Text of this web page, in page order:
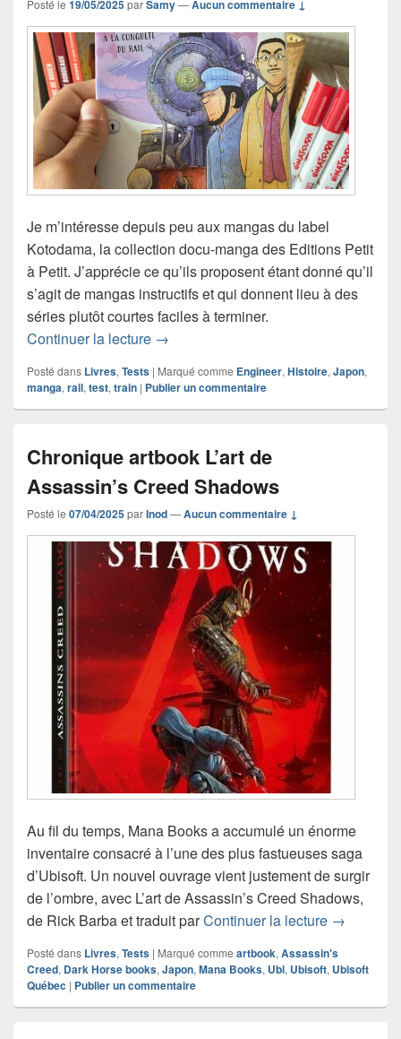
Posté le 19/05/2025parSamy—Aucun commentaire ↓
Je m’intéresse depuis peu aux mangas du label
Kotodama, la collection docu-manga des Editions Petit
à Petit. J’apprécie ce qu’ils proposent étant donné qu’il
s’agit de mangas instructifs et qui donnent lieu à des
séries plutôt courtes faciles à terminer.
Continuer la lecture Engineer – À la conquête du Rail :
→
Posté dans Livres, Tests | Marqué comme Engineer, Histoire, Japon,
manga, rail, test, train | Publier un commentaire
Chronique artbook L’art de
Assassin’s Creed Shadows
Posté le 07/04/2025parInod—Aucun commentaire ↓
Au fil du temps, Mana Books a accumulé un énorme
inventaire consacré à l’une des plus fastueuses saga
d’Ubisoft. Un nouvel ouvrage vient justement de surgir
de l’ombre, avec L’art de Assassin’s Creed Shadows,
de Rick Barba et traduit parContinuer la lecture →
Posté dans Livres, Tests | Marqué comme artbook, Assassin's
Creed, Dark Horse books, Japon, Mana Books, Ubi, Ubisoft, Ubisoft
Québec | Publier un commentaire